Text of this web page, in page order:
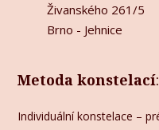
Živanského 261/5
Brno - Jehnice
Metoda konstelací
Individuální konstelace –